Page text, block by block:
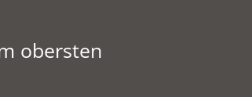
obersten